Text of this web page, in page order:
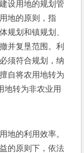
设用地的规划管
地的原则，指
规划和镇规划、
并复垦范围。利
须符合规划，纳
自将农用地转为
地转为非农业用
的利用效率。
的原则下，依法